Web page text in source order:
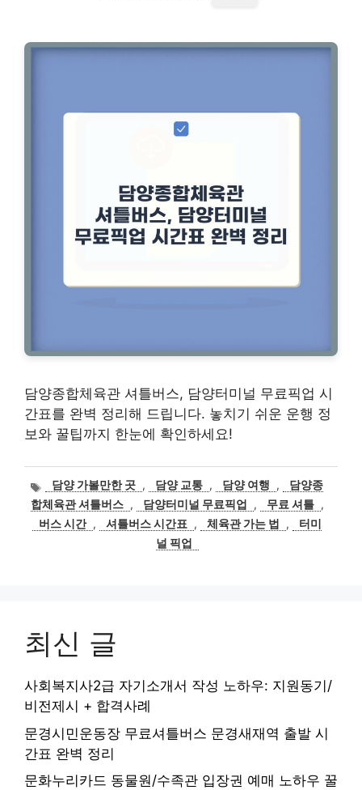
담양종합체육관 셔틀버스, 담양터미널 무료픽업 시
간표를 완벽 정리해 드립니다. 놓치기 쉬운 운행 정
보와 꿀팁까지 한눈에 확인하세요!
태
그
담양 가볼만한 곳 , 담양 교통 , 담양 여행 ,
담양종
합체육관 셔틀버스 , 담양터미널 무료픽업 , 무료 셔틀 ,
버스 시간 , 셔틀버스 시간표 , 체육관 가는 법 ,
터미
널 픽업
최신 글
사회복지사2급 자기소개서 작성 노하우: 지원동기/
비전제시 + 합격사례
문경시민운동장 무료셔틀버스 문경새재역 출발 시
간표 완벽 정리
문화누리카드 동물원/수족관 입장권 예매 노하우 꿀